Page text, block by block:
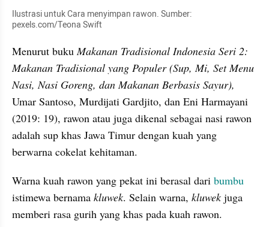
Ilustrasi untuk Cara menyimpan rawon. Sumber:
pexels.com/Teona Swift
Menurut buku Makanan Tradisional Indonesia Seri 2:
Makanan Tradisional yang Populer (Sup, Mi, Set Menu
Umar Santoso, Murdijati Gardjito, dan Eni Harmayani
(2019: 19), rawon atau juga dikenal sebagai nasi rawon
adalah sup khas Jawa Timur dengan kuah yang
berwarna cokelat kehitaman.
Warna kuah rawon yang pekat ini berasal dari bumbu
istimewa bernama kluwek. Selain warna, kluwek juga
memberi rasa gurih yang khas pada kuah rawon.